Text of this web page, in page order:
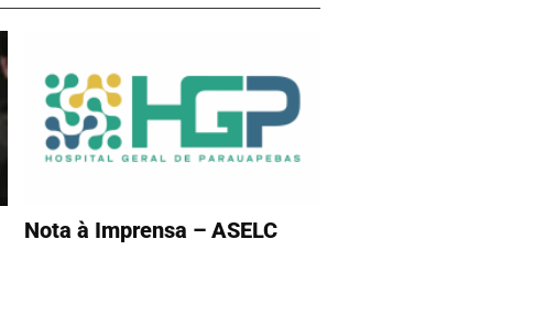
Nota à Imprensa – ASELC